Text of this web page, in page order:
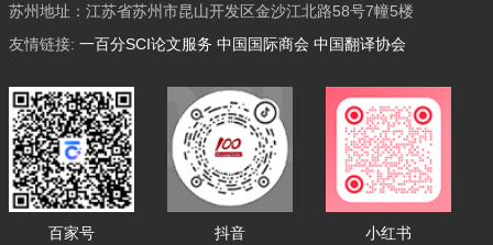
苏州地址：江苏省苏州市昆山开发区金沙江北路58号7幢5楼
友情链接: 一百分SCI论文服务 中国国际商会 中国翻译协会
百家号 抖音 小红书